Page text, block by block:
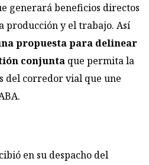
generará beneficios directos
producción y el trabajo. Así
propuesta para delinear
conjunta que permita la
del corredor vial que une
en su despacho del